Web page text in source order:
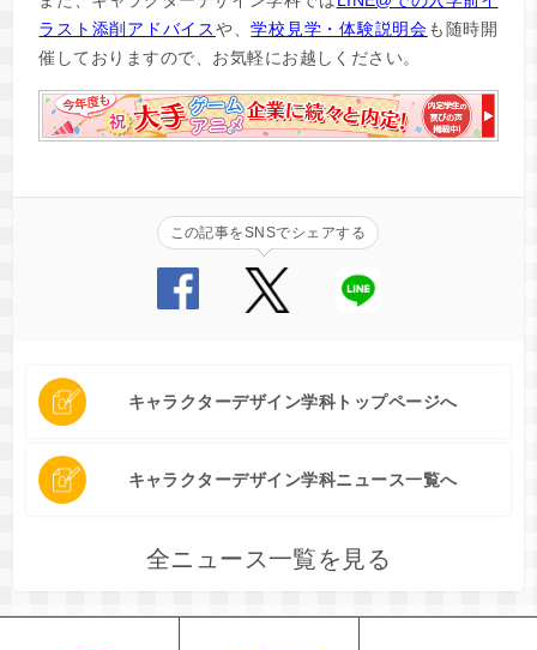
ラスト添削アドバイスや、学校見学・体験説明会も随時開
催しておりますので、お気軽にお越しください。
この記事をSNSでシェアする
キャラクターデザイン学科トップページへ
キャラクターデザイン学科ニュース一覧へ
全ニュース一覧を見る